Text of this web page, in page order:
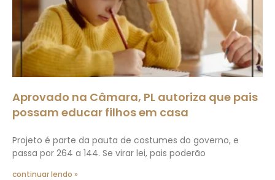
Aprovado na Câmara, PL autoriza que pais
possam educar filhos em casa
Projeto é parte da pauta de costumes do governo, e
passa por 264 a 144. Se virar lei, pais poderão
continuar lendo »